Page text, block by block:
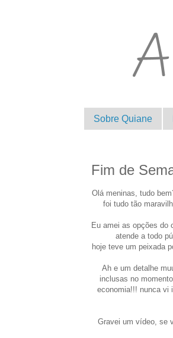
Sobre Quiane
Fim de
Olá meninas, tudo
foi tudo tão
Eu amei as opções do
atende a todo
hoje teve um peixada
Ah e um detalhe
inclusas no
economia!!! nunca vi
Gravei um vídeo, se